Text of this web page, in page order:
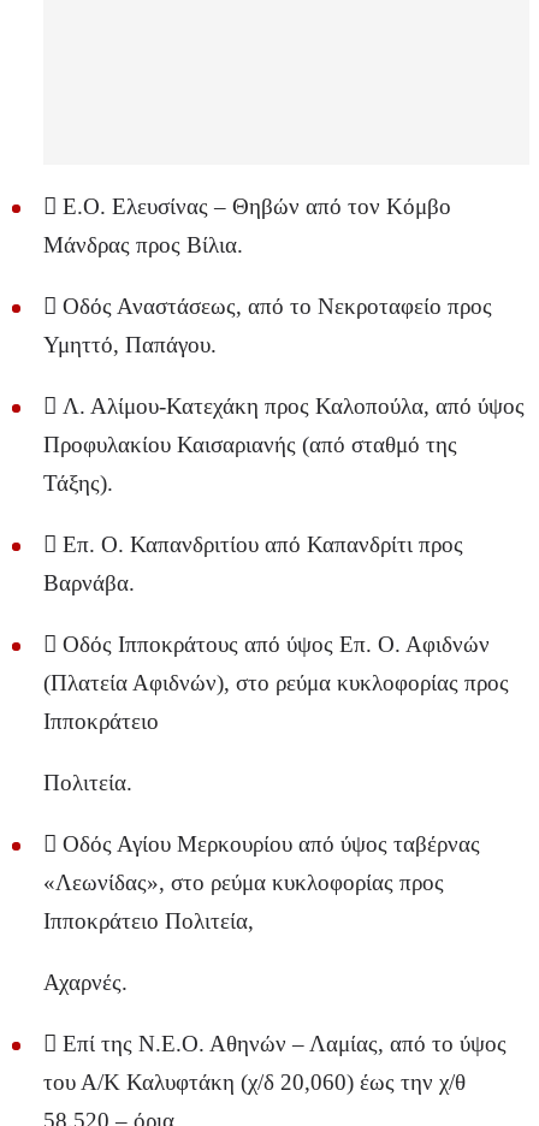
 Ε.Ο. Ελευσίνας – Θηβών από τον Κόμβο
Μάνδρας προς Βίλια.
 Οδός Αναστάσεως, από το Νεκροταφείο προς
Υμηττό, Παπάγου.
 Λ. Αλίμου-Κατεχάκη προς Καλοπούλα, από ύψος
Προφυλακίου Καισαριανής (από σταθμό της
Τάξης).
 Επ. Ο. Καπανδριτίου από Καπανδρίτι προς
Βαρνάβα.
 Οδός Ιπποκράτους από ύψος Επ. Ο. Αφιδνών
(Πλατεία Αφιδνών), στο ρεύμα κυκλοφορίας προς
Ιπποκράτειο
Πολιτεία.
 Οδός Αγίου Μερκουρίου από ύψος ταβέρνας
«Λεωνίδας», στο ρεύμα κυκλοφορίας προς
Ιπποκράτειο Πολιτεία,
Αχαρνές.
 Επί της Ν.Ε.Ο. Αθηνών – Λαμίας, από το ύψος
του Α/Κ Καλυφτάκη (χ/δ 20,060) έως την χ/θ
58,520 – όρια